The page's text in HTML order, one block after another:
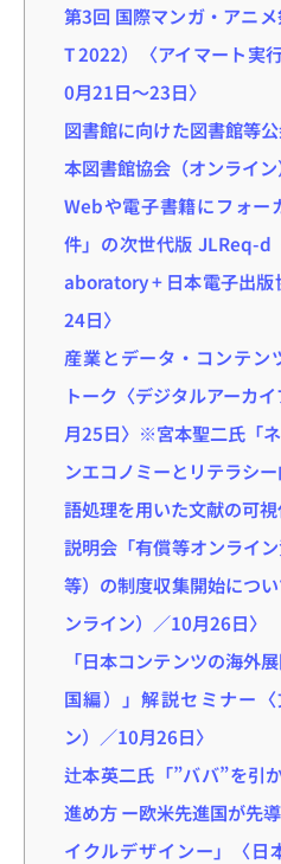
第3回 国際マンガ・アニ
T 2022）〈アイマート実
0月21日～23日〉
図書館に向けた図書館等
本図書館協会（オンライン
Webや電子書籍にフォー
件」の次世代版 JLReq-
aboratory + 日本電子出版
24日〉
産業とデータ・コンテン
トーク〈デジタルアーカ
月25日〉※宮本聖二氏「
ンエコノミーとリテラシ
語処理を用いた文献の可
説明会「有償等オンライ
等）の制度収集開始につ
ンライン）／10月26日〉
「日本コンテンツの海外
国編）」解説セミナー
ン）／10月26日〉
辻本英二氏「”ババ”を引
進め方 ー欧米先進国が先
イクルデザインー」〈日